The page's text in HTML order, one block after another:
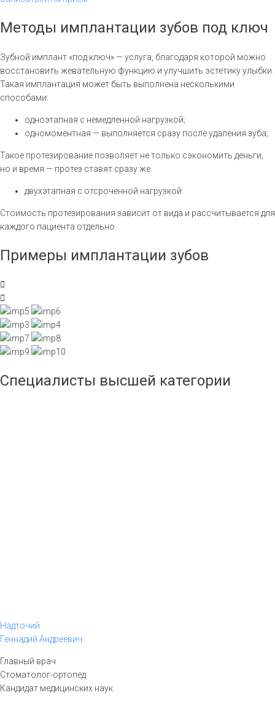
Методы имплантации зубов под ключ
Зубной имплант «под ключ» — услуга, благодаря которой можно
восстановить жевательную функцию и улучшить эстетику улыбки.
Такая имплантация может быть выполнена несколькими
способами:
одноэтапная с немедленной нагрузкой;
одномоментная — выполняется сразу после удаления зуба;
Такое протезирование позволяет не только сэкономить деньги,
но и время — протез ставят сразу же.
двухэтапная с отсроченной нагрузкой.
Стоимость протезирования зависит от вида и рассчитывается для
каждого пациента отдельно.
Примеры имплантации зубов
Специалисты высшей категории
Надточий
Геннадий Андреевич
Главный врач
Стоматолог-ортопед
Кандидат медицинских наук